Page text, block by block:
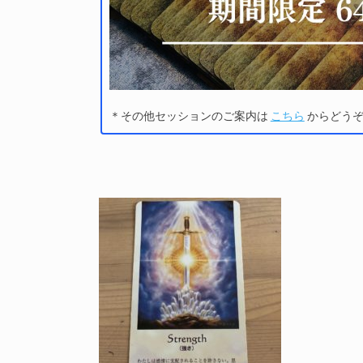
＊その他セッションのご案内は こちら からどう